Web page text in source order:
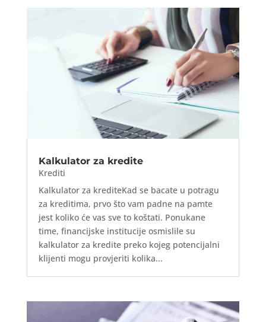
Kalkulator za kredite
Krediti
Kalkulator za krediteKad se bacate u potragu
za kreditima, prvo što vam padne na pamte
jest koliko će vas sve to koštati. Ponukane
time, financijske institucije osmislile su
kalkulator za kredite preko kojeg potencijalni
klijenti mogu provjeriti kolika...